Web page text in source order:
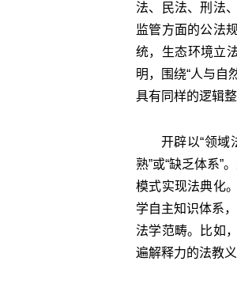
法、民法、刑法
监管方面的公法
统，生态环境立
明，围绕“人与自
具有同样的逻辑整
开辟以“领域
熟”或“缺乏体系”
模式实现法典化
学自主知识体系
法学范畴。比如
遍解释力的法教义